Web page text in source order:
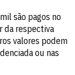
são pagos no
da respectiva
valores podem
ou nas